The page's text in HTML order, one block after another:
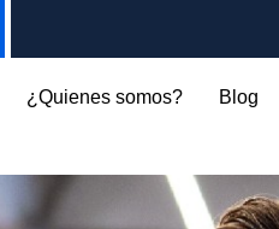
¿Quienes somos? Blog